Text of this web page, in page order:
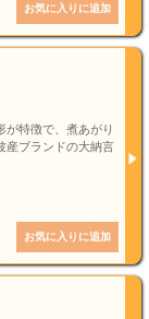
が特徴で、煮あがり
産ブランドの大納言